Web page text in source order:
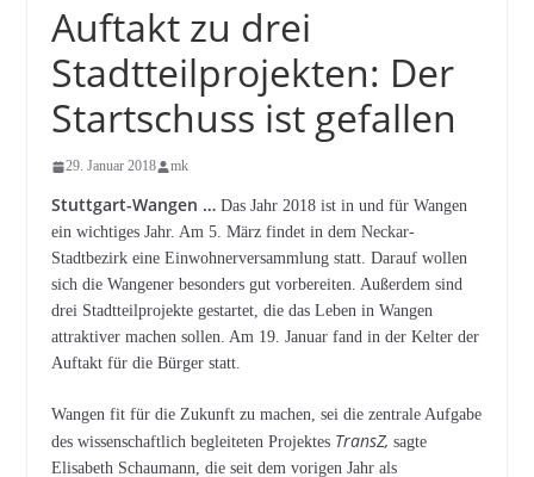
Auftakt zu drei
Stadtteilprojekten: Der
Startschuss ist gefallen
29. Januar 2018 mk
Stuttgart-Wangen …Das Jahr 2018 ist in und für Wangen
ein wichtiges Jahr. Am 5. März findet in dem Neckar-
Stadtbezirk eine Einwohnerversammlung statt. Darauf wollen
sich die Wangener besonders gut vorbereiten. Außerdem sind
drei Stadtteilprojekte gestartet, die das Leben in Wangen
attraktiver machen sollen. Am 19. Januar fand in der Kelter der
Auftakt für die Bürger statt.
Wangen fit für die Zukunft zu machen, sei die zentrale Aufgabe
des wissenschaftlich begleiteten Projektes TransZ, sagte
Elisabeth Schaumann, die seit dem vorigen Jahr als